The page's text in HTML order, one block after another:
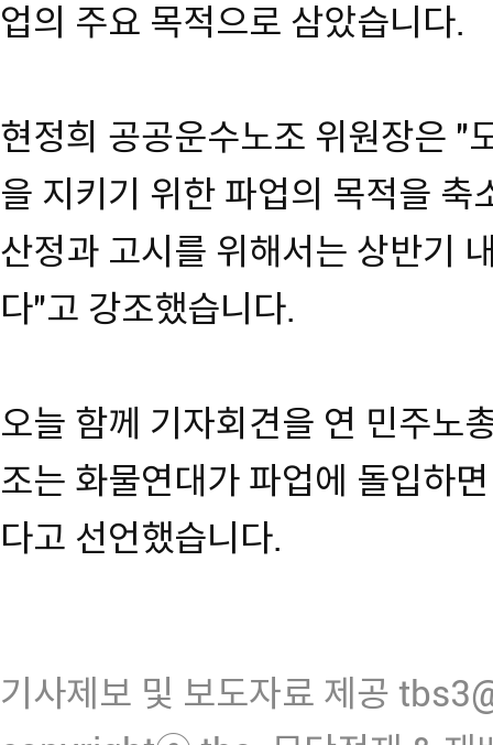
업의 주요 목적으로 삼았습니다.
현정희 공공운수노조 위원장은 "
을 지키기 위한 파업의 목적을 축
산정과 고시를 위해서는 상반기
다"고 강조했습니다.
오늘 함께 기자회견을 연 민주노
조는 화물연대가 파업에 돌입하
다고 선언했습니다.
기사제보 및 보도자료 제공